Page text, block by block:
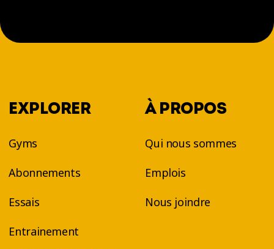
EXPLORER
Gyms
Abonnements
Essais
Entrainement
À PROPOS
Qui nous sommes
Emplois
Nous joindre